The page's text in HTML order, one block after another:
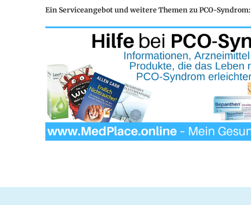
Ein Serviceangebot und weitere Themen zu PCO-Syndrom: